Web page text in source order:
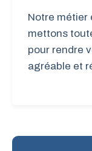
Notre métier
mettons
pour rendre
agréable et